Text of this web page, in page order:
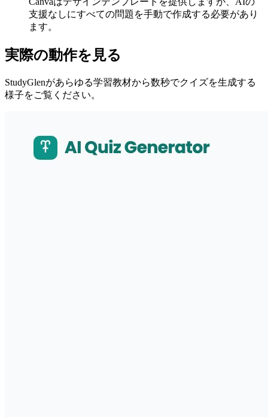
支援なしにすべての問題を手動で作成する必要があり
ます。
実際の動作を見る
StudyGlenがあらゆる学習教材から数秒でクイズを生成する
様子をご覧ください。